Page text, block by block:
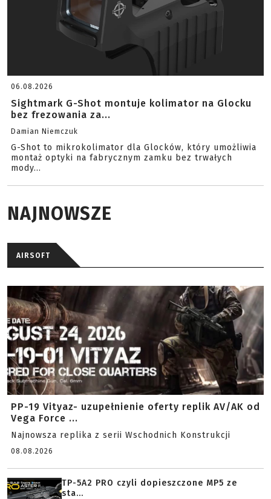
06.08.2026
Sightmark G-Shot montuje kolimator na Glocku
bez frezowania za...
Damian Niemczuk
G-Shot to mikrokolimator dla Glocków, który umożliwia
montaż optyki na fabrycznym zamku bez trwałych
mody...
NAJNOWSZE
AIRSOFT
PP-19 Vityaz- uzupełnienie oferty replik AV/AK od
Vega Force ...
Najnowsza replika z serii Wschodnich Konstrukcji
08.08.2026
TP-5A2 PRO czyli dopieszczone MP5 ze
sta...